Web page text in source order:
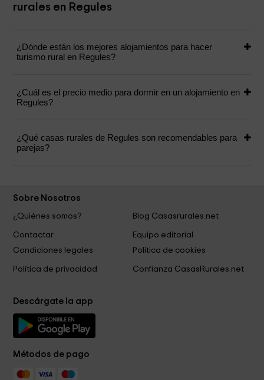
rurales en Regules
¿Dónde están los mejores alojamientos para hacer
turismo rural en Regules?
¿Cuál es el precio medio para dormir en un alojamiento en
Regules?
¿Qué casas rurales de Regules son recomendables para
parejas?
Sobre Nosotros
¿Quiénes somos?
Blog Casasrurales.net
Contactar
Equipo editorial
Condiciones legales
Política de cookies
Política de privacidad Confianza CasasRurales.net
Descárgate la app
Métodos de pago